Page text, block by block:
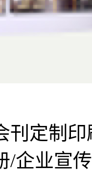
刊定制印
/企业宣